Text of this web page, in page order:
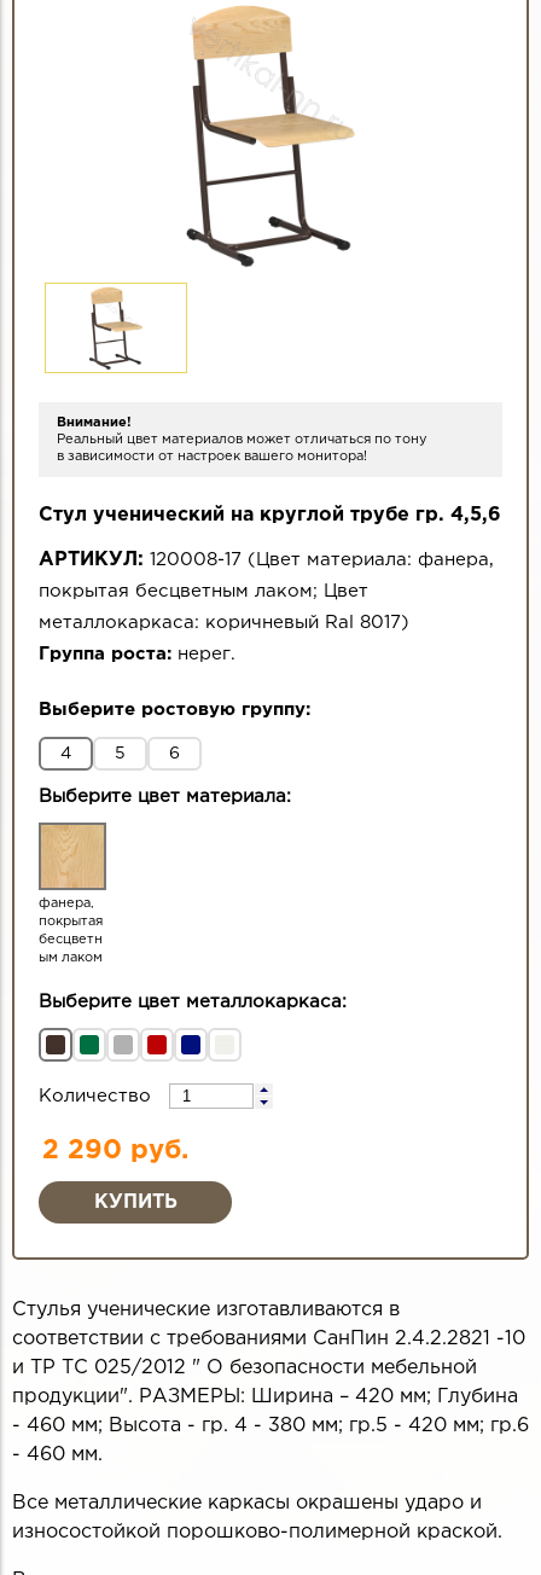
Внимание!
Реальный цвет материалов может отличаться по тону
в зависимости от настроек вашего монитора!
Стул ученический на круглой трубе гр. 4,5,6
АРТИКУЛ: 120008-17 ( Цвет материала: фанера,
покрытая бесцветным лаком;
Цвет
металлокаркаса: коричневый Ral 8017)
Группа роста: нерег.
Выберите ростовую группу:
4 5 6
Выберите цвет материала:
фанера,
покрытая
бесцветн
ым лаком
Выберите цвет металлокаркаса:
Количество
2 290 руб.
Стулья ученические изготавливаются в
соответствии с требованиями СанПин 2.4.2.2821 -10
и ТР ТС 025/2012 " О безопасности мебельной
продукции". РАЗМЕРЫ: Ширина – 420 мм; Глубина
- 460 мм; Высота - гр. 4 - 380 мм; гр.5 - 420 мм; гр.6
- 460 мм.
Все металлические каркасы окрашены ударо и
износостойкой порошково-полимерной краской.